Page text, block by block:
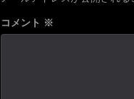
コメント ※